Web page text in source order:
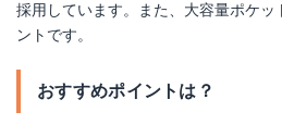
採用しています。また、大容量ポケッ
ントです。
おすすめポイントは？